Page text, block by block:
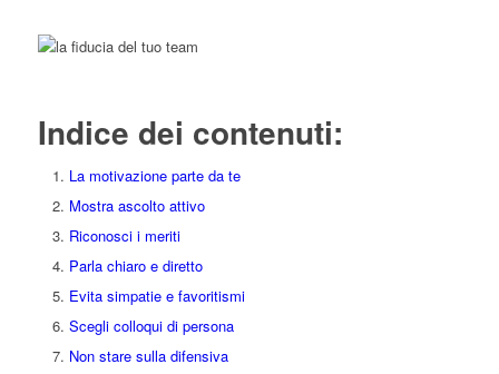
Indice dei contenuti:
La motivazione parte da te
Mostra ascolto attivo
Riconosci i meriti
Parla chiaro e diretto
Evita simpatie e favoritismi
Scegli colloqui di persona
Non stare sulla difensiva